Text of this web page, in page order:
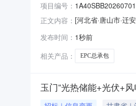
项目编号：
正文内容： [河北省·唐山市·迁
项目EPC总承包三
发布时间： 1秒前
相关产品：
EPC总承包
玉门“光热储能+光伏+